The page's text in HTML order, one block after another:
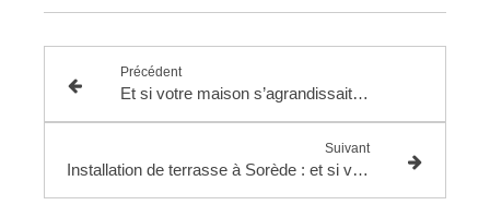
Précédent
Et si votre maison s’agrandissait ? La construction et pose de votre véranda à Argelès expliquée
Suivant
Installation de terrasse à Sorède : et si votre extérieur devenait enfin une vraie pièce de vie ?